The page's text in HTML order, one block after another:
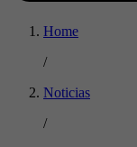
Home
/
Noticias
/